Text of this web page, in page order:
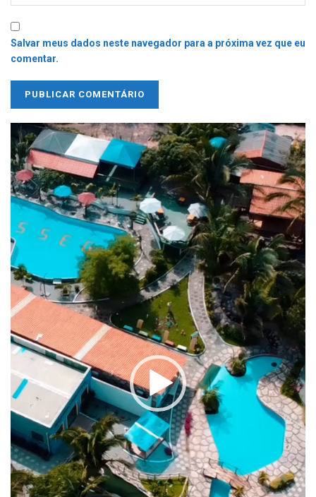
Salvar meus dados neste navegador para a próxima vez que eu
comentar.
Tocador
de
vídeo